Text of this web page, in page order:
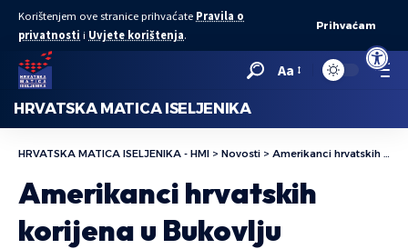
Open
Korištenjem ove stranice prihvaćate Pravila o
privatnosti i Uvjete korištenja.
Prihvaćam
Aa
HRVATSKA MATICA ISELJENIKA
HRVATSKA MATICA ISELJENIKA - HMI > Novosti > Amerikanci hrvatskih korijena u Bukovlju
Amerikanci hrvatskih
korijena u Bukovlju